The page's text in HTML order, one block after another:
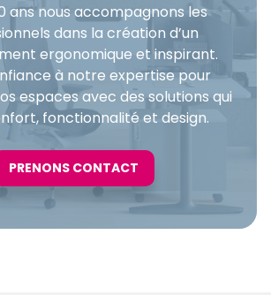
ans nous accompagnons les
dans la création d’un
ergonomique et inspirant.
à notre expertise pour
espaces avec des solutions qui
fonctionnalité et design.
PRENONS CONTACT